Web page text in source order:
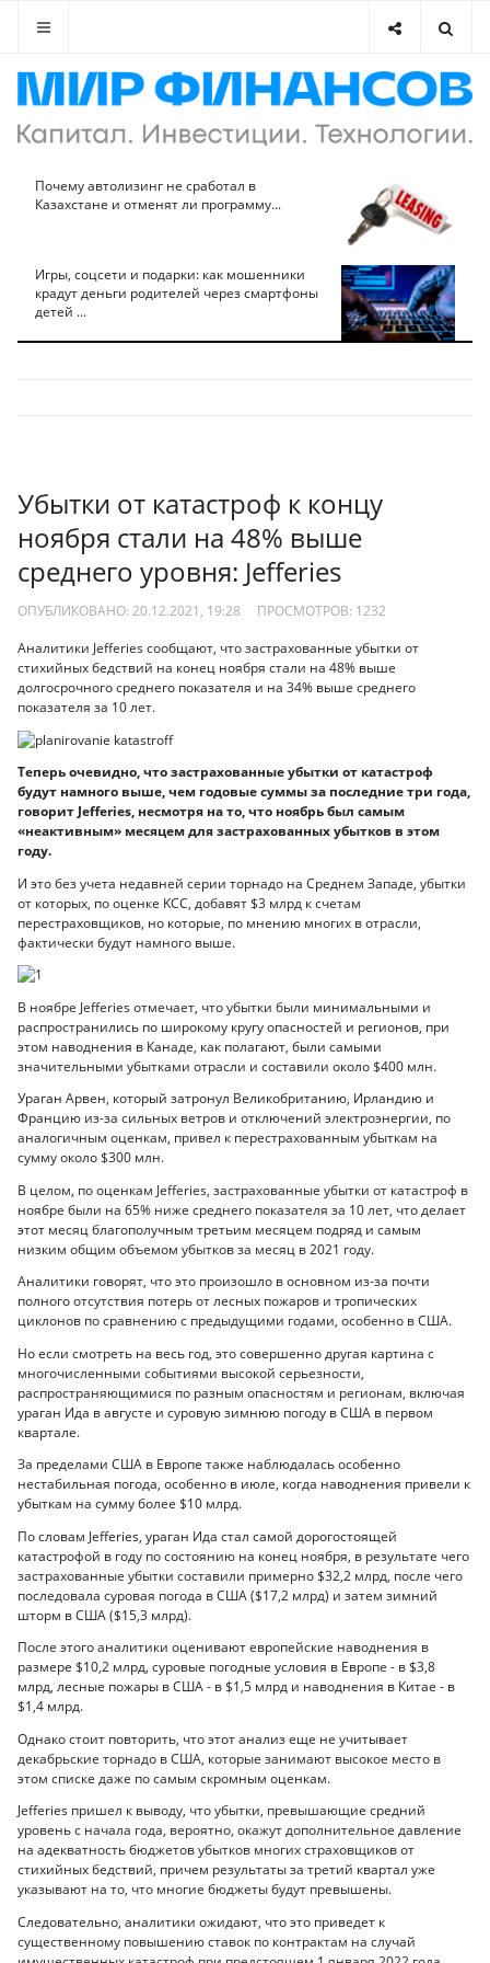
Почему автолизинг не сработал в
Казахстане и отменят ли программу...
Игры, соцсети и подарки: как мошенники
крадут деньги родителей через смартфоны
детей ...
Убытки от катастроф к концу
ноября стали на 48% выше
среднего уровня: Jefferies
ОПУБЛИКОВАНО: 20.12.2021, 19:28 ПРОСМОТРОВ: 1232
Аналитики Jefferies сообщают, что застрахованные убытки от
стихийных бедствий на конец ноября стали на 48% выше
долгосрочного среднего показателя и на 34% выше среднего
показателя за 10 лет.
Теперь очевидно, что застрахованные убытки от катастроф
будут намного выше, чем годовые суммы за последние три года,
говорит Jefferies, несмотря на то, что ноябрь был самым
«неактивным» месяцем для застрахованных убытков в этом
году.
И это без учета недавней серии торнадо на Среднем Западе, убытки
от которых, по оценке KCC, добавят $3 млрд к счетам
перестраховщиков, но которые, по мнению многих в отрасли,
фактически будут намного выше.
В ноябре Jefferies отмечает, что убытки были минимальными и
распространились по широкому кругу опасностей и регионов, при
этом наводнения в Канаде, как полагают, были самыми
значительными убытками отрасли и составили около $400 млн.
Ураган Арвен, который затронул Великобританию, Ирландию и
Францию из-за сильных ветров и отключений электроэнергии, по
аналогичным оценкам, привел к перестрахованным убыткам на
сумму около $300 млн.
В целом, по оценкам Jefferies, застрахованные убытки от катастроф в
ноябре были на 65% ниже среднего показателя за 10 лет, что делает
этот месяц благополучным третьим месяцем подряд и самым
низким общим объемом убытков за месяц в 2021 году.
Аналитики говорят, что это произошло в основном из-за почти
полного отсутствия потерь от лесных пожаров и тропических
циклонов по сравнению с предыдущими годами, особенно в США.
Но если смотреть на весь год, это совершенно другая картина с
многочисленными событиями высокой серьезности,
распространяющимися по разным опасностям и регионам, включая
ураган Ида в августе и суровую зимнюю погоду в США в первом
квартале.
За пределами США в Европе также наблюдалась особенно
нестабильная погода, особенно в июле, когда наводнения привели к
убыткам на сумму более $10 млрд.
По словам Jefferies, ураган Ида стал самой дорогостоящей
катастрофой в году по состоянию на конец ноября, в результате чего
застрахованные убытки составили примерно $32,2 млрд, после чего
последовала суровая погода в США ($17,2 млрд) и затем зимний
шторм в США ($15,3 млрд).
После этого аналитики оценивают европейские наводнения в
размере $10,2 млрд, суровые погодные условия в Европе - в $3,8
млрд, лесные пожары в США - в $1,5 млрд и наводнения в Китае - в
$1,4 млрд.
Однако стоит повторить, что этот анализ еще не учитывает
декабрьские торнадо в США, которые занимают высокое место в
этом списке даже по самым скромным оценкам.
Jefferies пришел к выводу, что убытки, превышающие средний
уровень с начала года, вероятно, окажут дополнительное давление
на адекватность бюджетов убытков многих страховщиков от
стихийных бедствий, причем результаты за третий квартал уже
указывают на то, что многие бюджеты будут превышены.
Следовательно, аналитики ожидают, что это приведет к
существенному повышению ставок по контрактам на случай